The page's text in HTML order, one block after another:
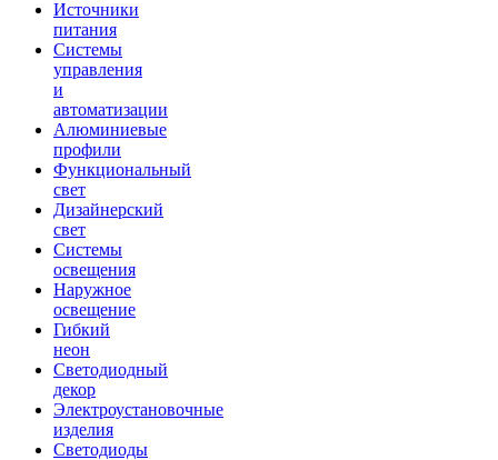
Источники
питания
Системы
управления
и
автоматизации
Алюминиевые
профили
Функциональный
свет
Дизайнерский
свет
Системы
освещения
Наружное
освещение
Гибкий
неон
Светодиодный
декор
Электроустановочные
изделия
Светодиоды